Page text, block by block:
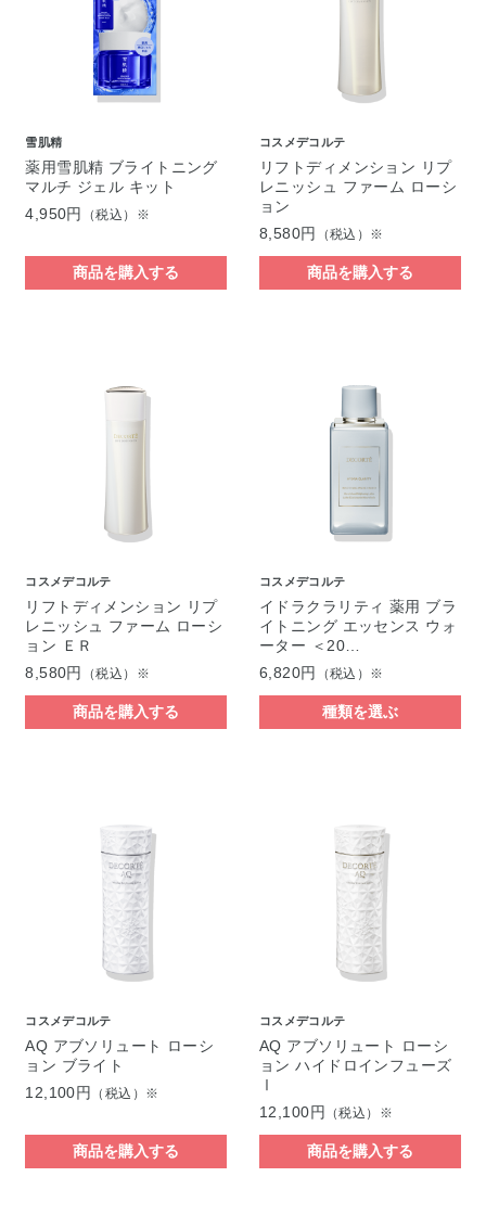
雪肌精
薬用雪肌精 ブライトニング
マルチ ジェル キット
4,950円
（税込）※
商品を購入する
コスメデコルテ
リフトディメンション リプ
レニッシュ ファーム ローシ
ョン
8,580円
（税込）※
商品を購入する
コスメデコルテ
リフトディメンション リプ
レニッシュ ファーム ローシ
ョン ＥＲ
8,580円
（税込）※
商品を購入する
コスメデコルテ
イドラクラリティ 薬用 ブラ
イトニング エッセンス ウォ
ーター ＜20…
6,820円
（税込）※
種類を選ぶ
コスメデコルテ
AQ アブソリュート ローシ
ョン ブライト
12,100円
（税込）※
商品を購入する
コスメデコルテ
AQ アブソリュート ローシ
ョン ハイドロインフューズ
Ⅰ
12,100円
（税込）※
商品を購入する